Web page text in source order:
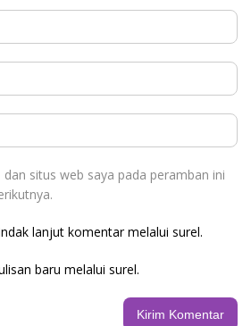
situs web saya pada peramban ini
lanjut komentar melalui surel.
baru melalui surel.